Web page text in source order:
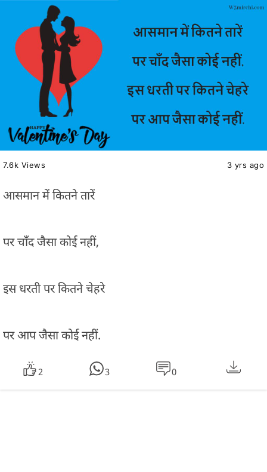
7.6k Views 3 yrs ago
आसमान में कितने तारें
पर चाँद जैसा कोई नहीं,
इस धरती पर कितने चेहरे
पर आप जैसा कोई नहीं.
2 3 0